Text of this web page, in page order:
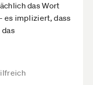
das Wort
es impliziert, dass